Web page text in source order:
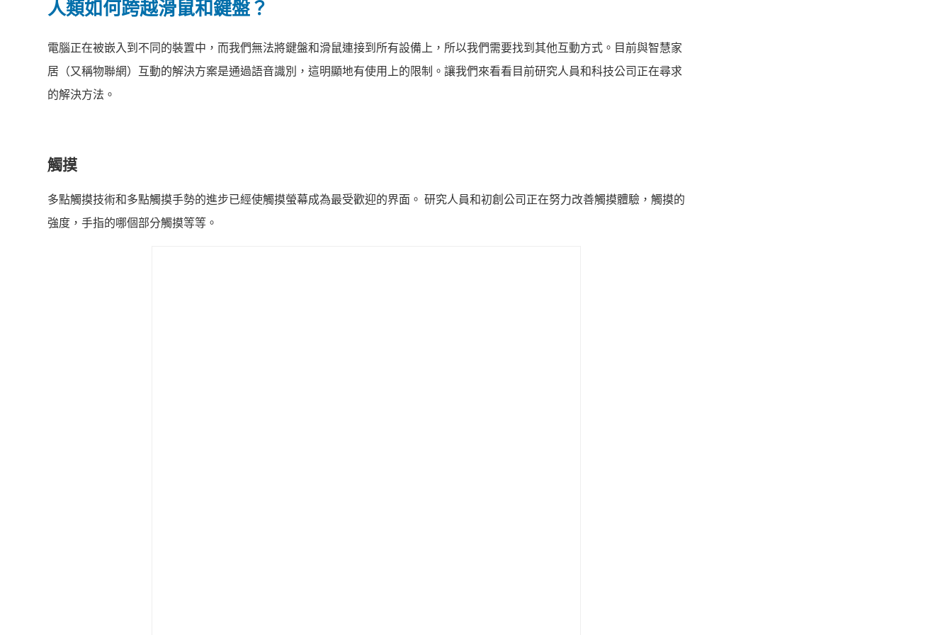
人類如何跨越滑鼠和鍵盤？
電腦正在被嵌入到不同的裝置中，而我們無法將鍵盤和滑鼠連接到所有設備上，所以我們需要找到其他互動方式。目前與智慧家
居（又稱物聯網）互動的解決方案是通過語音識別，這明顯地有使用上的限制。讓我們來看看目前研究人員和科技公司正在尋求
的解決方法。
觸摸
多點觸摸技術和多點觸摸手勢的進步已經使觸摸螢幕成為最受歡迎的界面。 研究人員和初創公司正在努力改善觸摸體驗，觸摸的
強度，手指的哪個部分觸摸等等。